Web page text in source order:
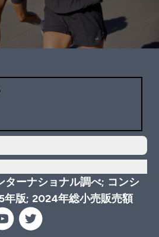
ターナショナル調べ; コンシ
年版; 2024年総小売販売額